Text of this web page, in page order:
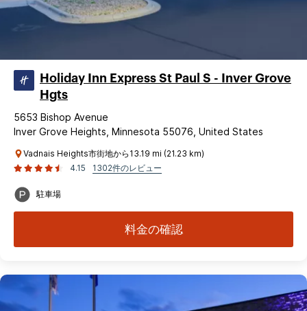
Holiday Inn Express St Paul S - Inver Grove
Hgts
5653 Bishop Avenue
Inver Grove Heights, Minnesota 55076, United States
Vadnais Heights市街地から13.19 mi (21.23 km)
4.15
1302件のレビュー
駐車場
料金の確認